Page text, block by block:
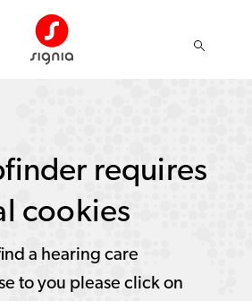
requires
cookies
a hearing care
to you please click on